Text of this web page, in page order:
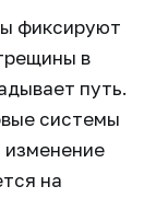
фиксируют
в
путь.
системы
на